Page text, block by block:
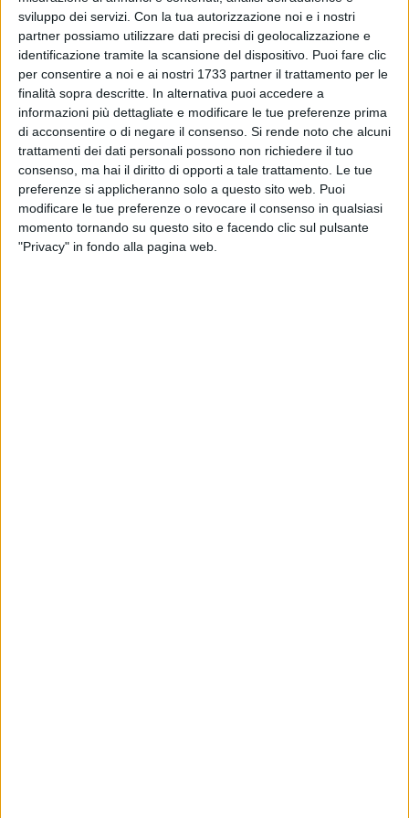
sviluppo dei servizi. Con la tua autorizzazione noi e i nostri
partner possiamo utilizzare dati precisi di geolocalizzazione e
identificazione tramite la scansione del dispositivo. Puoi fare clic
per consentire a noi e ai nostri 1733 partner il trattamento per le
finalità sopra descritte. In alternativa puoi accedere a
informazioni più dettagliate e modificare le tue preferenze prima
di acconsentire o di negare il consenso. Si rende noto che alcuni
trattamenti dei dati personali possono non richiedere il tuo
consenso, ma hai il diritto di opporti a tale trattamento. Le tue
preferenze si applicheranno solo a questo sito web. Puoi
modificare le tue preferenze o revocare il consenso in qualsiasi
momento tornando su questo sito e facendo clic sul pulsante
"Privacy" in fondo alla pagina web.
iniziative dell'Onyx la promozione della sua candidatura a
capitale italiana della cultura 2027.
La storia dell'Onyx dice che il 23 gennaio 1984 l'idea di
quattro amici uniti da una precedente esperienza associativa
appena abbozzata si traducesse in realtà. Da allora i viaggi
organizzati con pochi mezzi nella vicina Puglia per assistere
a serate jazz furono sostituiti da una attività di formazione e
dalla organizzazione di concerti sul campo. Pian piano
Matera è diventata il palcoscenico di artisti, affermati o
emergenti, appartenenti a più varianti del jazz e a più generi
musicali. Alcuni di loro, come Bruno Tommaso, Ettore